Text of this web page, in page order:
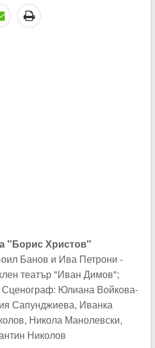
"Борис Христов"
Банов и Ива Петрони -
театър "Иван Димов";
Юлиана Войкова-
Сапунджиева, Иванка
Никола Манолевски,
Николов